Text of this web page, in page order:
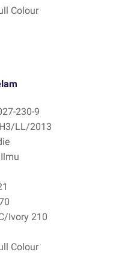
Colour
230-9
LL/2013
Ivory 210
Colour